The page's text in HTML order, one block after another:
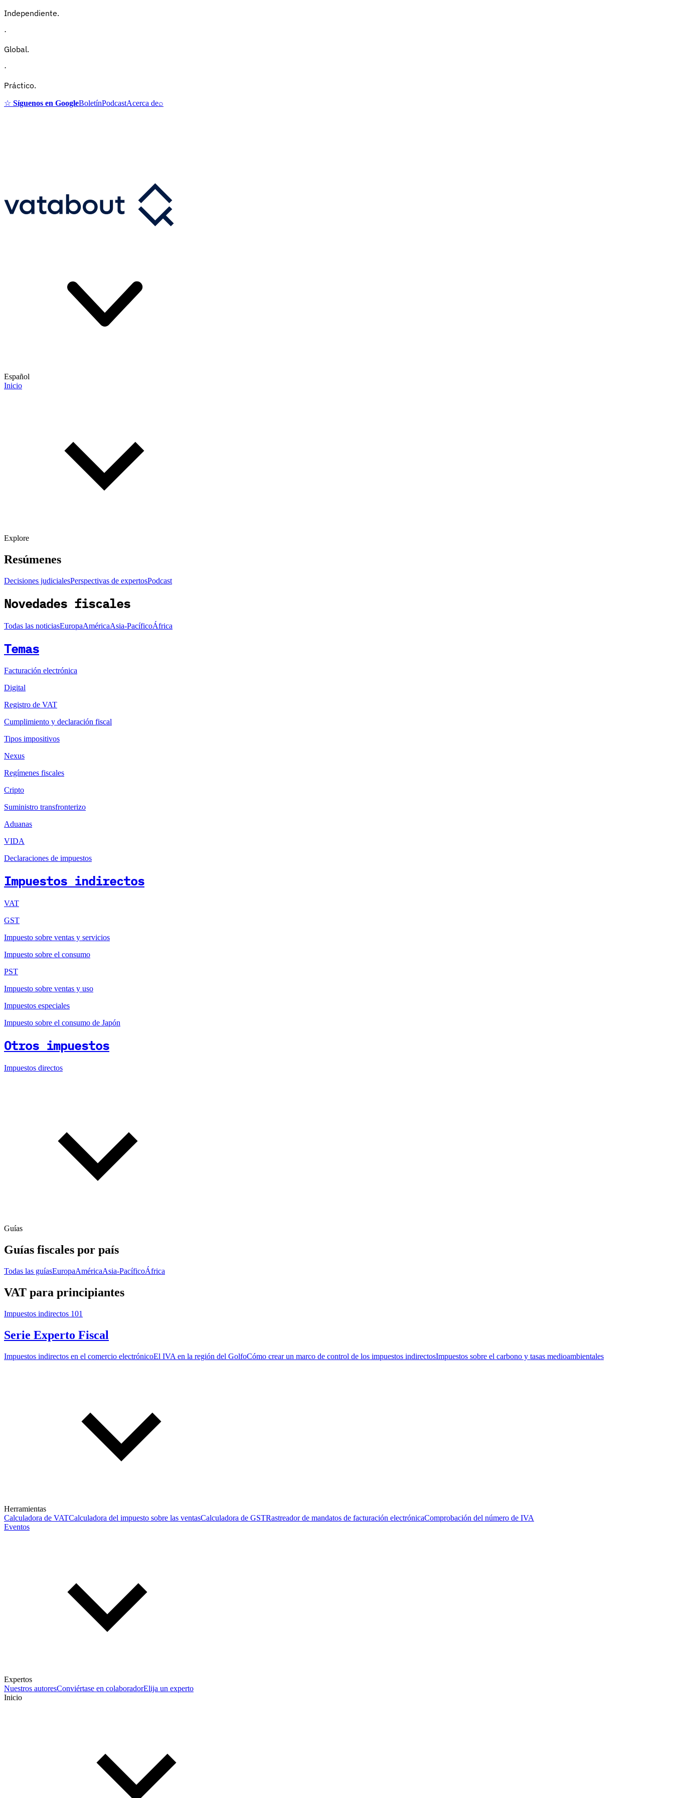
Independiente.
·
Global.
·
Práctico.
☆ Síguenos en GoogleBoletínPodcastAcerca de⌕
Español
Inicio
Explore
Resúmenes
Decisiones judicialesPerspectivas de expertosPodcast
Novedades fiscales
Todas las noticiasEuropaAméricaAsia-PacíficoÁfrica
Temas
Facturación electrónica
Digital
Registro de VAT
Cumplimiento y declaración fiscal
Tipos impositivos
Nexus
Regímenes fiscales
Cripto
Suministro transfronterizo
Aduanas
VIDA
Declaraciones de impuestos
Impuestos indirectos
VAT
GST
Impuesto sobre ventas y servicios
Impuesto sobre el consumo
PST
Impuesto sobre ventas y uso
Impuestos especiales
Impuesto sobre el consumo de Japón
Otros impuestos
Impuestos directos
Guías
Guías fiscales por país
Todas las guíasEuropaAméricaAsia-PacíficoÁfrica
VAT para principiantes
Impuestos indirectos 101
Serie Experto Fiscal
Impuestos indirectos en el comercio electrónicoEl IVA en la región del GolfoCómo crear un marco de control de los impuestos indirectosImpuestos sobre el carbono y tasas medioambientales
Herramientas
Calculadora de VATCalculadora del impuesto sobre las ventasCalculadora de GSTRastreador de mandatos de facturación electrónicaComprobación del número de IVA
Eventos
Expertos
Nuestros autoresConviértase en colaboradorElija un experto
Inicio